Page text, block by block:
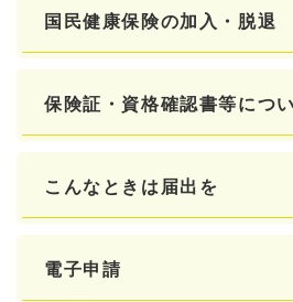
国民健康保険の加入・脱退
保険証・資格確認書等につ
こんなときは届出を
電子申請